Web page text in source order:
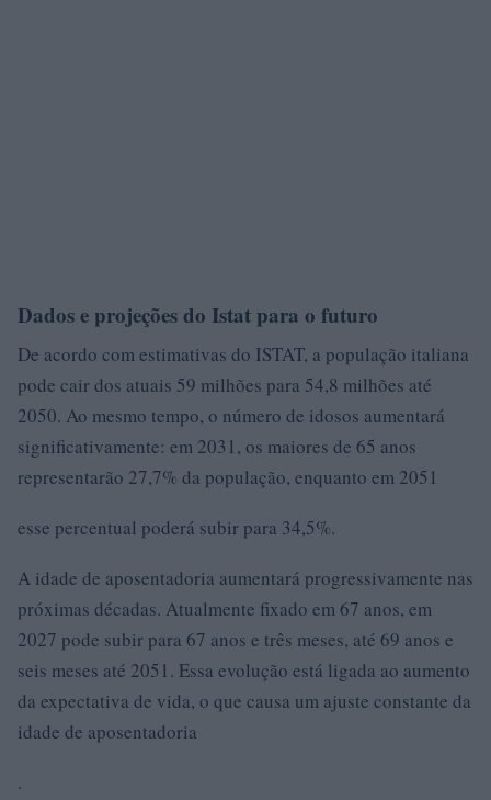
Dados e projeções do Istat para o futuro
De acordo com estimativas do ISTAT, a população italiana
pode cair dos atuais 59 milhões para 54,8 milhões até
2050. Ao mesmo tempo, o número de idosos aumentará
significativamente: em 2031, os maiores de 65 anos
representarão 27,7% da população, enquanto em 2051
esse percentual poderá subir para 34,5%.
A idade de aposentadoria aumentará progressivamente nas
próximas décadas. Atualmente fixado em 67 anos, em
2027 pode subir para 67 anos e três meses, até 69 anos e
seis meses até 2051. Essa evolução está ligada ao aumento
da expectativa de vida, o que causa um ajuste constante da
idade de aposentadoria
.